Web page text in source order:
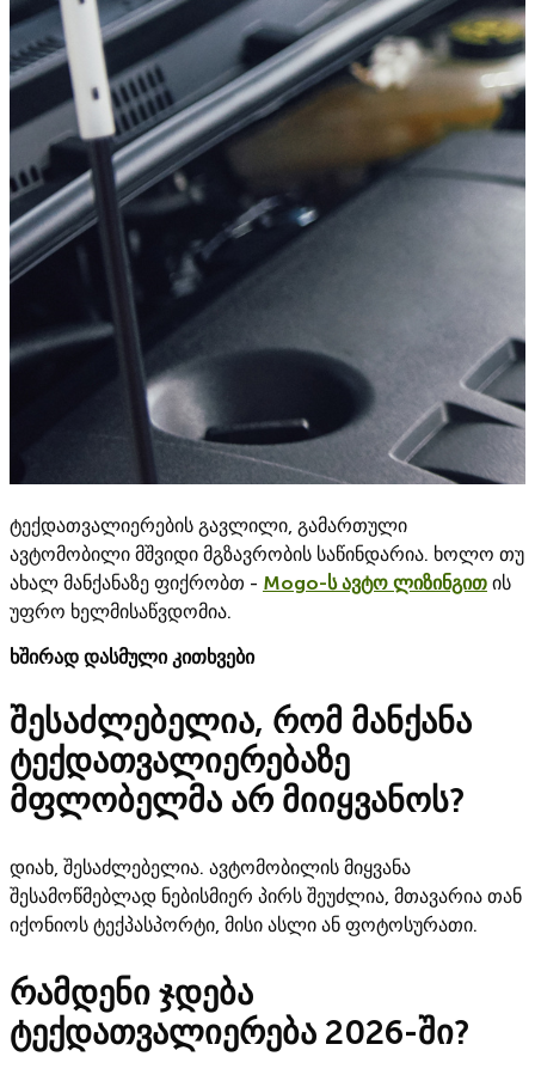
ტექდათვალიერების გავლილი, გამართული
ავტომობილი მშვიდი მგზავრობის საწინდარია. ხოლო თუ
ახალ მანქანაზე ფიქრობთ - Mogo-ს ავტო ლიზინგით ის
უფრო ხელმისაწვდომია.
ხშირად დასმული კითხვები
შესაძლებელია, რომ მანქანა
ტექდათვალიერებაზე
მფლობელმა არ მიიყვანოს?
დიახ, შესაძლებელია. ავტომობილის მიყვანა
შესამოწმებლად ნებისმიერ პირს შეუძლია, მთავარია თან
იქონიოს ტექპასპორტი, მისი ასლი ან ფოტოსურათი.
რამდენი ჯდება
ტექდათვალიერება 2026-ში?